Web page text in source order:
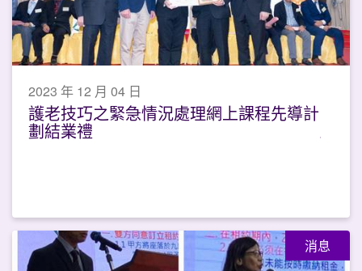
2023 年 12 月 04 日
護老技巧之緊急情況處理網上課程先導計
劃結業禮
消息